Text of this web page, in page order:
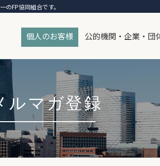
FP協同組合です。
個人のお客様 公的機関・企業・団
ルマガ登録